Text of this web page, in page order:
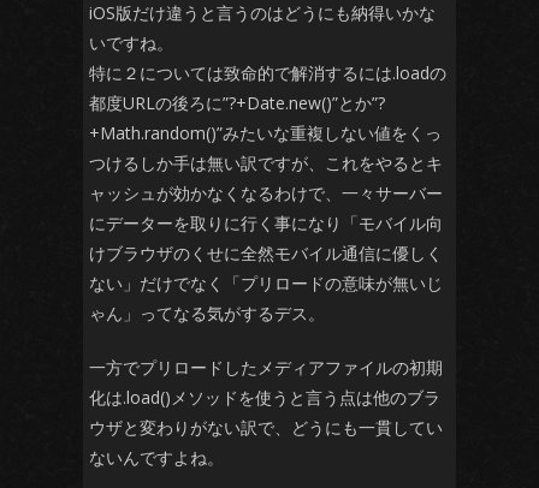
iOS版だけ違うと言うのはどうにも納得いかな
いですね。
特に２については致命的で解消するには.loadの
都度URLの後ろに”?+Date.new()”とか”?
+Math.random()”みたいな重複しない値をくっ
つけるしか手は無い訳ですが、これをやるとキ
ャッシュが効かなくなるわけで、一々サーバー
にデーターを取りに行く事になり「モバイル向
けブラウザのくせに全然モバイル通信に優しく
ない」だけでなく「プリロードの意味が無いじ
ゃん」ってなる気がするデス。
一方でプリロードしたメディアファイルの初期
化は.load()メソッドを使うと言う点は他のブラ
ウザと変わりがない訳で、どうにも一貫してい
ないんですよね。